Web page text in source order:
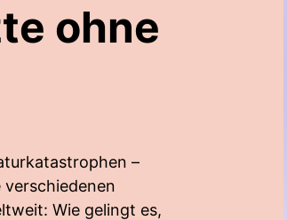
ohne
–
verschiedenen
Wie gelingt es,